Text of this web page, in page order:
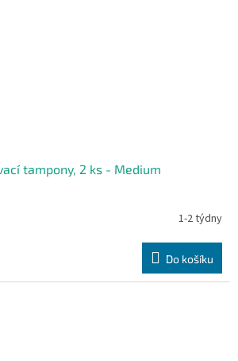
tampony, 2 ks - Medium
1-2 týdny
Do košíku